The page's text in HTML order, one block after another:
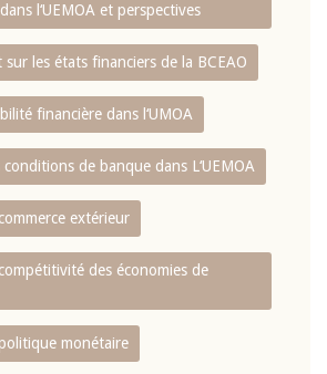
l‘UEMOA et perspectives
sur les états financiers de la BCEAO
financière dans l‘UMOA
de banque dans L‘UEMOA
extérieur
des économies de
monétaire